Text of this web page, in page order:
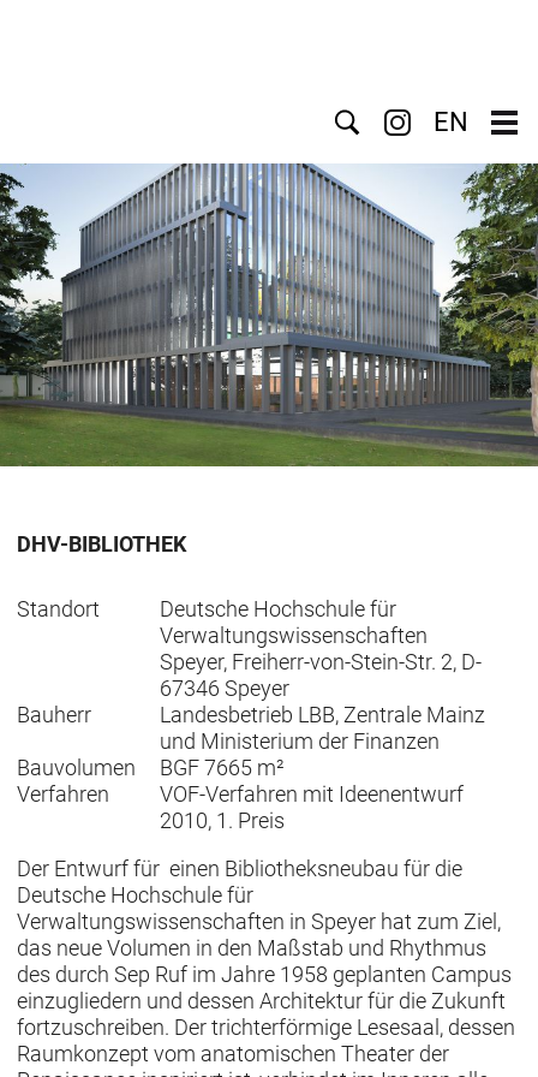
Suche EN
DHV-BIBLIOTHEK
Standort
Deutsche Hochschule für
Verwaltungswissenschaften
Speyer, Freiherr-von-Stein-Str. 2, D-
67346 Speyer
Bauherr
Landesbetrieb LBB, Zentrale Mainz
und Ministerium der Finanzen
Bauvolumen
BGF 7665 m²
Verfahren
VOF-Verfahren mit Ideenentwurf
2010, 1. Preis
Der Entwurf für einen Bibliotheksneubau für die
Deutsche Hochschule für
Verwaltungswissenschaften in Speyer hat zum Ziel,
das neue Volumen in den Maßstab und Rhythmus
des durch Sep Ruf im Jahre 1958 geplanten Campus
einzugliedern und dessen Architektur für die Zukunft
fortzuschreiben. Der trichterförmige Lesesaal, dessen
Raumkonzept vom anatomischen Theater der